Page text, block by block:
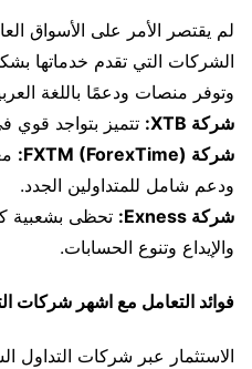
لم يقتصر الأمر على الأسواق
الشركات التي تقدم خدماتها
وتوفر منصات ودعمًا باللغة
شركة XTB:
تتميز بتواجد قوي
شركة FXTM (ForexTime):
ودعم شامل للمتداولين الجدد.
شركة Exness:
تحظى بشعبية
والإيداع وتنوع الحسابات.
فوائد التعامل مع اشهر شركات
الاستثمار عبر شركات